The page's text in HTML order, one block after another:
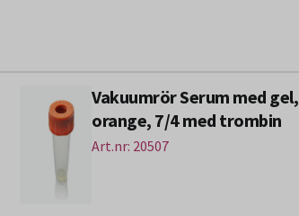
Vakuumrör Serum med gel,
orange, 7/4 med trombin
Art.nr: 20507